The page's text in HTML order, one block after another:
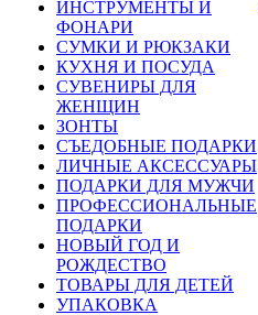
ИНСТРУМЕНТЫ И
ФОНАРИ
СУМКИ И РЮКЗАКИ
КУХНЯ И ПОСУДА
СУВЕНИРЫ ДЛЯ
ЖЕНЩИН
ЗОНТЫ
СЪЕДОБНЫЕ ПОДАРКИ
ЛИЧНЫЕ АКСЕССУАРЫ
ПОДАРКИ ДЛЯ МУЖЧИ
ПРОФЕССИОНАЛЬНЫЕ
ПОДАРКИ
НОВЫЙ ГОД И
РОЖДЕСТВО
ТОВАРЫ ДЛЯ ДЕТЕЙ
УПАКОВКА